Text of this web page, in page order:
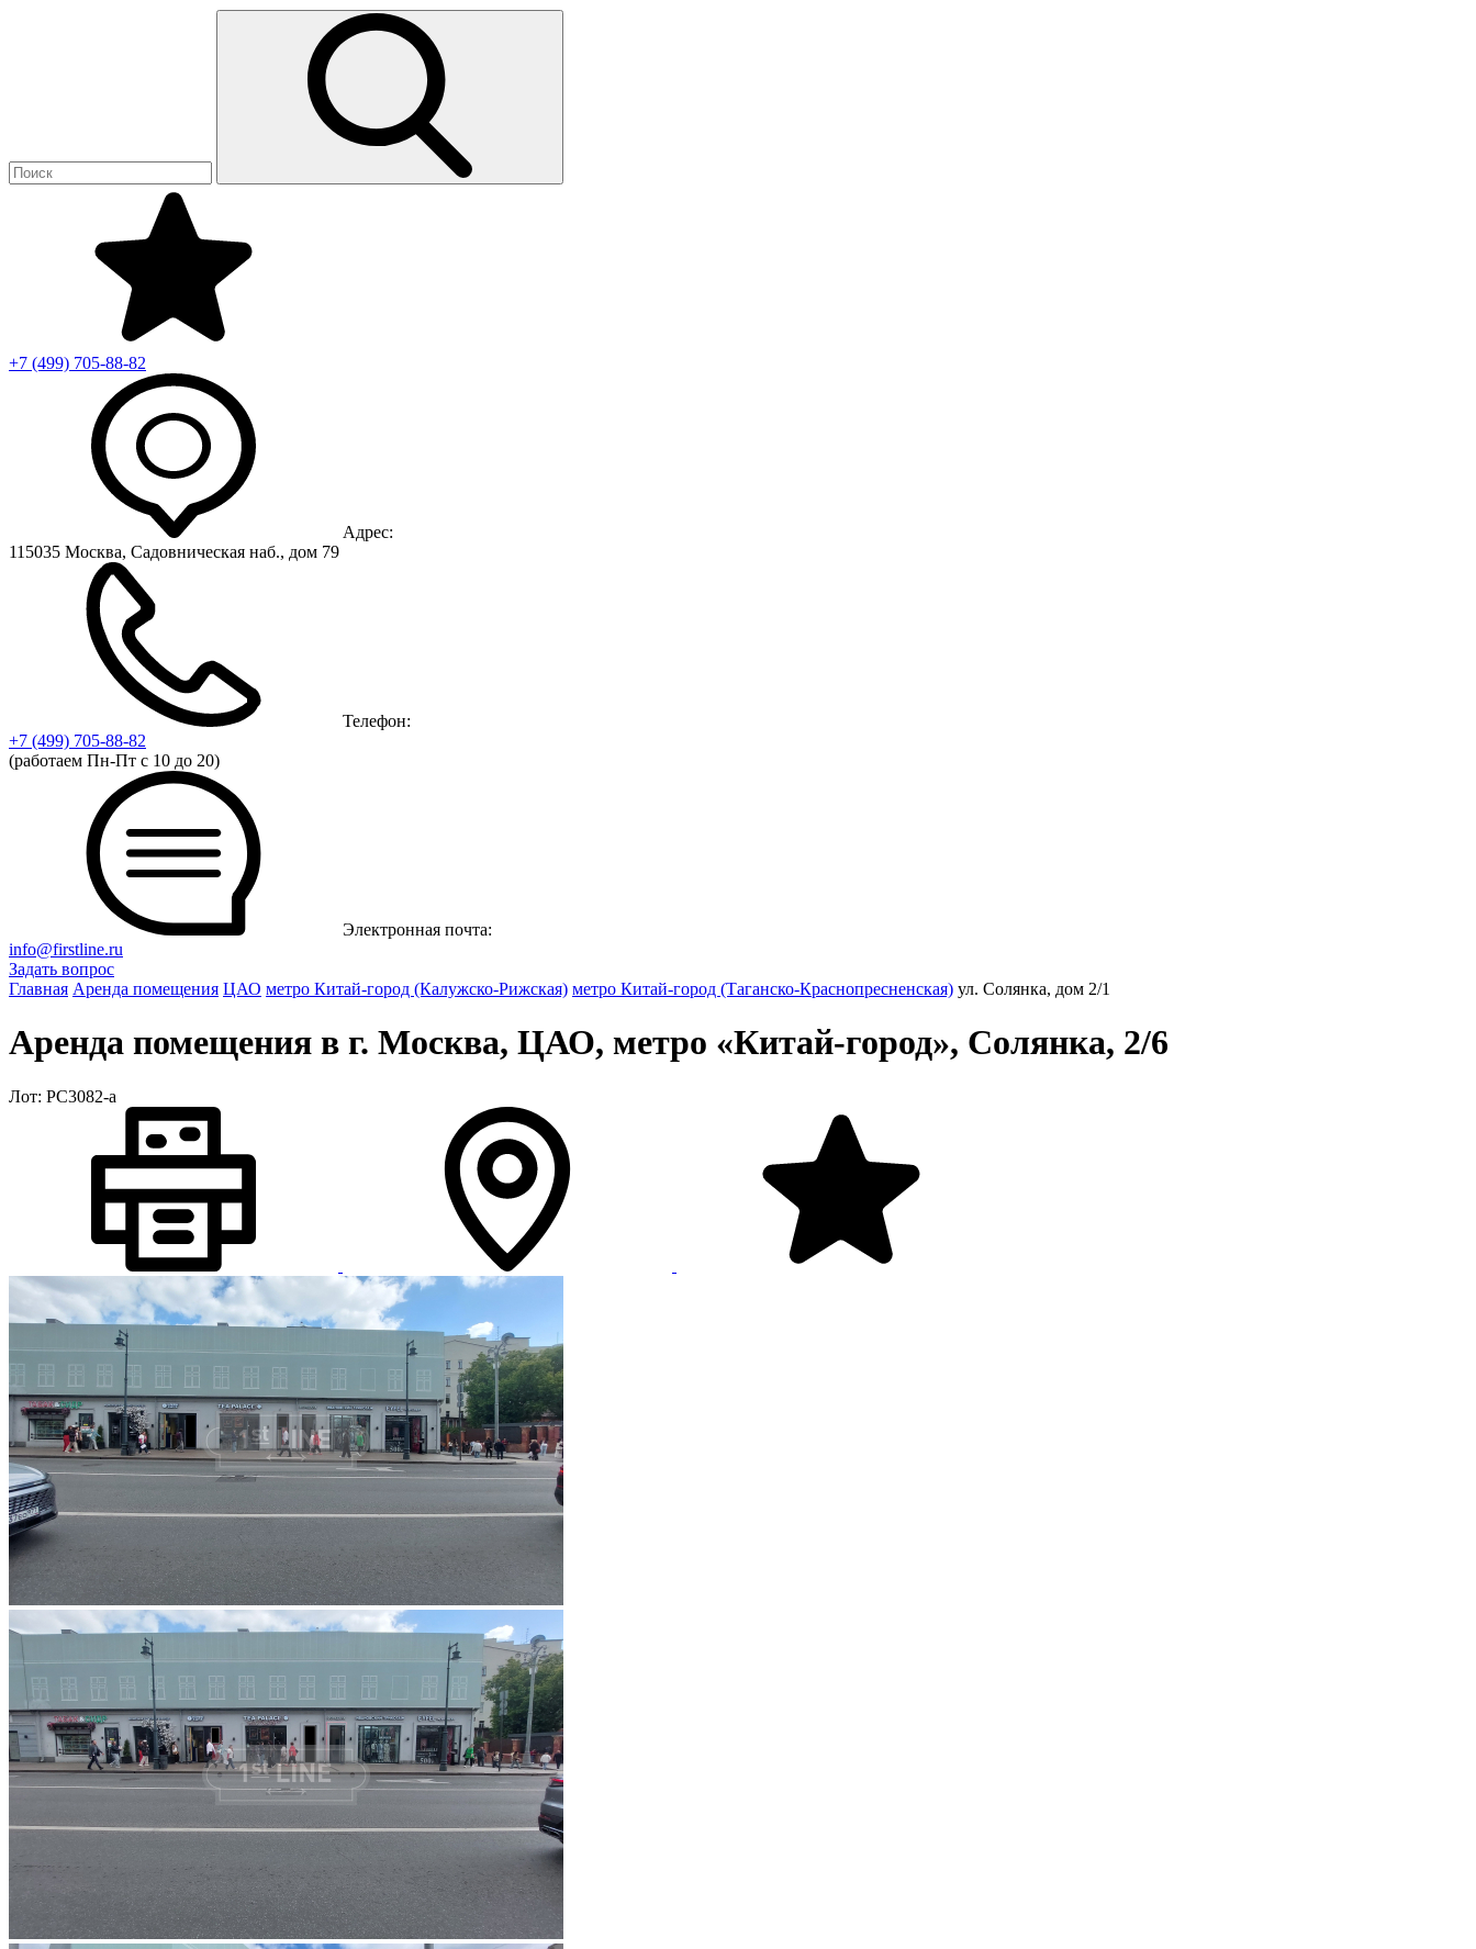
+7 (499) 705-88-82
Адрес:
115035 Москва, Садовническая наб., дом 79
Телефон:
+7 (499) 705-88-82
(работаем Пн-Пт с 10 до 20)
Электронная почта:
info@firstline.ru
Задать вопрос
Главная Аренда помещения ЦАО метро Китай-город (Калужско-Рижская) метро Китай-город (Таганско-Краснопресненская) ул. Солянка, дом 2/1
Аренда помещения в г. Москва, ЦАО, метро «Китай-город», Солянка, 2/6
Лот: РС3082-a